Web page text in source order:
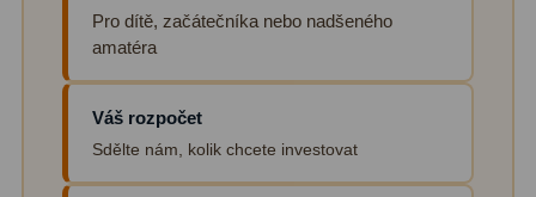
Pro dítě, začátečníka nebo nadšeného
amatéra
Váš rozpočet
Sdělte nám, kolik chcete investovat